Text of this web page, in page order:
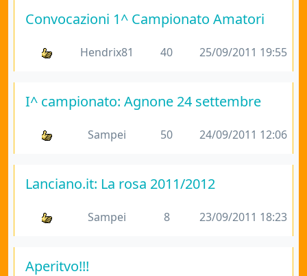
Convocazioni 1^ Campionato Amatori
Hendrix81 40 25/09/2011 19:55
I^ campionato: Agnone 24 settembre
Sampei 50 24/09/2011 12:06
Lanciano.it: La rosa 2011/2012
Sampei 8 23/09/2011 18:23
Aperitvo!!!